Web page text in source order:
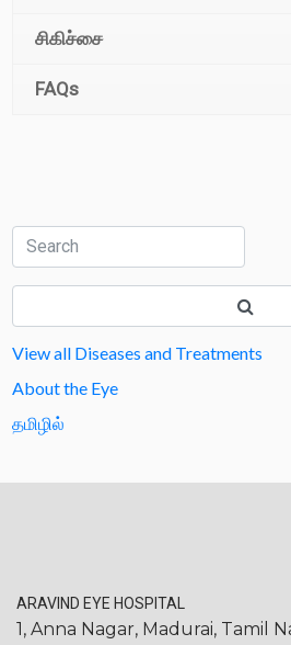
சிகிச்சை
FAQs
View all Diseases and Treatments
About the Eye
தமிழில்
ARAVIND EYE HOSPITAL
1, Anna Nagar, Madurai, Tamil